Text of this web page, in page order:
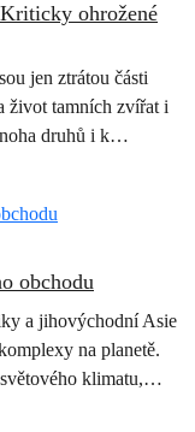
ohrožené
jen ztrátou části
život tamních zvířat i
druhů i k…
obchodu
a jihovýchodní Asie
na planetě.
klimatu,